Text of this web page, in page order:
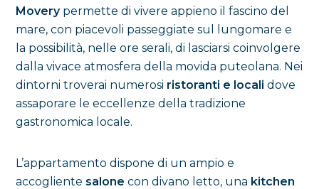
Moverypermette di vivere appieno il fascino del
mare, con piacevoli passeggiate sul lungomare e
la possibilità, nelle ore serali, di lasciarsi coinvolgere
dalla vivace atmosfera della movida puteolana. Nei
dintorni troverai numerosi ristoranti e locali dove
assaporare le eccellenze della tradizione
gastronomica locale.
L’appartamento dispone di un ampio e
accogliente salone con divano letto, una kitchen